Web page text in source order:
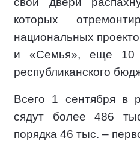
которых
национальных
и «Семья», еще 10
республиканского
Всего 1 сентября в
сядут более 486
порядка 46 тыс. –